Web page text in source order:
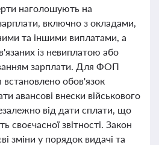
наголошують на
включно з окладами,
та іншими виплатами, а
із невиплатою або
зарплати. Для ФОП
встановлено обов'язок
авансові внески військового
від дати сплати, що
своєчасної звітності. Закон
зміни у порядок видачі та